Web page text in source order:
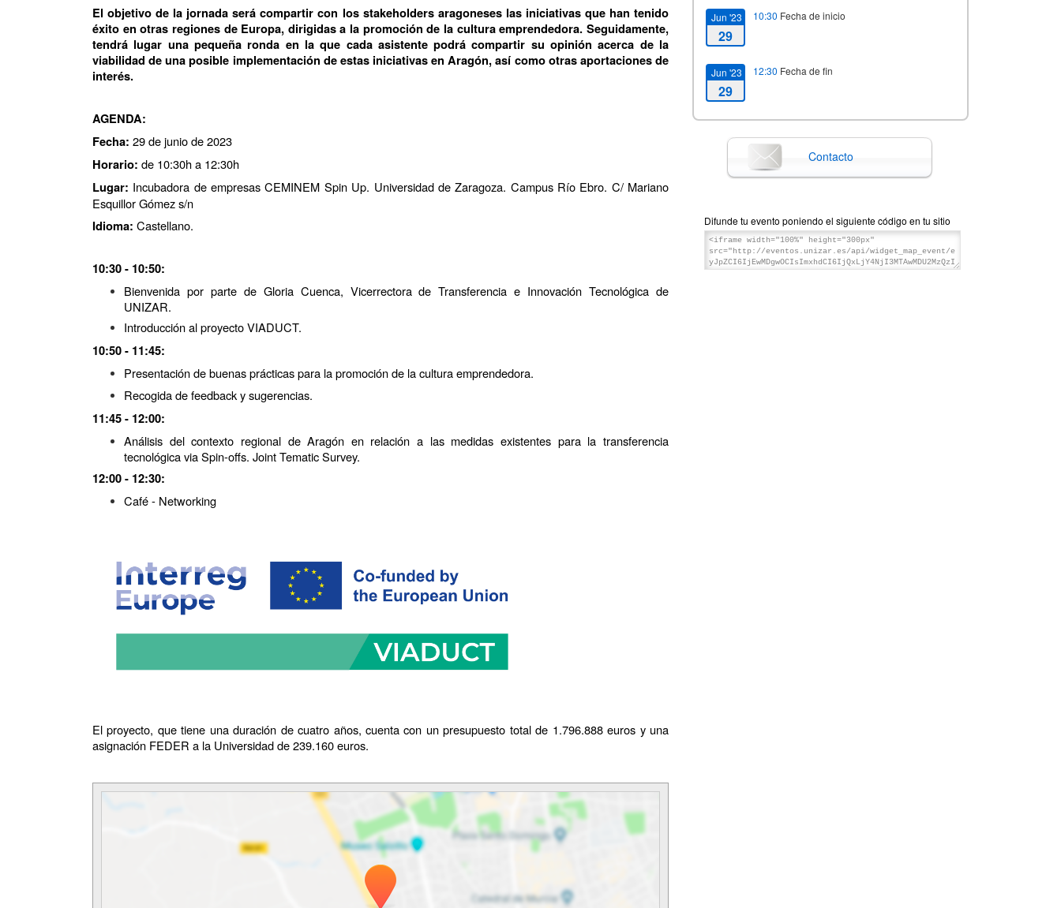
El objetivo de la jornada será compartir con los stakeholders aragoneses las iniciativas que han tenido
éxito en otras regiones de Europa, dirigidas a la promoción de la cultura emprendedora. Seguidamente,
tendrá lugar una pequeña ronda en la que cada asistente podrá compartir su opinión acerca de la
viabilidad de una posible implementación de estas iniciativas en Aragón, así como otras aportaciones de
interés.
AGENDA:
Fecha: 29 de junio de 2023
Horario: de 10:30h a 12:30h
Lugar: Incubadora de empresas CEMINEM Spin Up. Universidad de Zaragoza. Campus Río Ebro. C/ Mariano
Esquillor Gómez s/n
Idioma: Castellano.
10:30 - 10:50:
Bienvenida por parte de Gloria Cuenca, Vicerrectora de Transferencia e Innovación Tecnológica de
UNIZAR.
Introducción al proyecto VIADUCT.
10:50 - 11:45:
Presentación de buenas prácticas para la promoción de la cultura emprendedora.
Recogida de feedback y sugerencias.
11:45 - 12:00:
Análisis del contexto regional de Aragón en relación a las medidas existentes para la transferencia
tecnológica via Spin-offs. Joint Tematic Survey.
12:00 - 12:30:
Café - Networking
El proyecto, que tiene una duración de cuatro años, cuenta con un presupuesto total de 1.796.888 euros y una
asignación FEDER a la Universidad de 239.160 euros.
Jun '23
29
10:30 Fecha de inicio
Jun '23
29
12:30 Fecha de fin
Contacto
Difunde tu evento poniendo el siguiente código en tu sitio